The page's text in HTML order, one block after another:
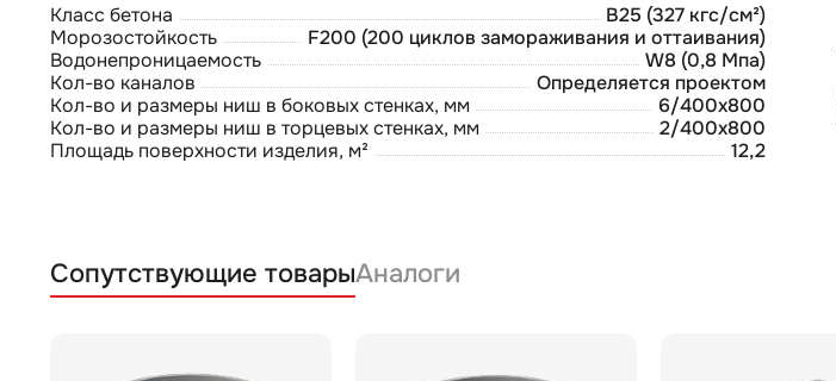
Класс бетона
В25 (327 кгс/см²)
Морозостойкость
F200 (200 циклов замораживания и оттаивания)
Водонепроницаемость
W8 (0,8 Мпа)
Кол-во каналов
Определяется проектом
Кол-во и размеры ниш в боковых стенках, мм
6/400х800
Кол-во и размеры ниш в торцевых стенках, мм
2/400х800
Площадь поверхности изделия, м²
12,2
Сопутствующие товарыАналоги